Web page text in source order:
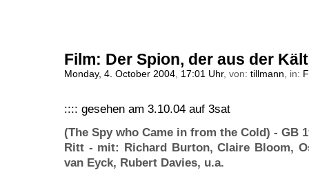
Film: Der Spion, der aus der
Monday, 4. October 2004, 17:01 Uhr, von: tillmann, in:
:::: gesehen am 3.10.04 auf 3sat
(The Spy who Came in from the Cold) - GB
Ritt - mit: Richard Burton, Claire Bloom,
van Eyck, Rubert Davies, u.a.